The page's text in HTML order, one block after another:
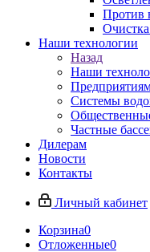
Против
Наши технологии
Назад
Наши
Системы
Частные
Дилерам
Новости
Контакты
Личный кабинет
Корзина0
Отложенные0